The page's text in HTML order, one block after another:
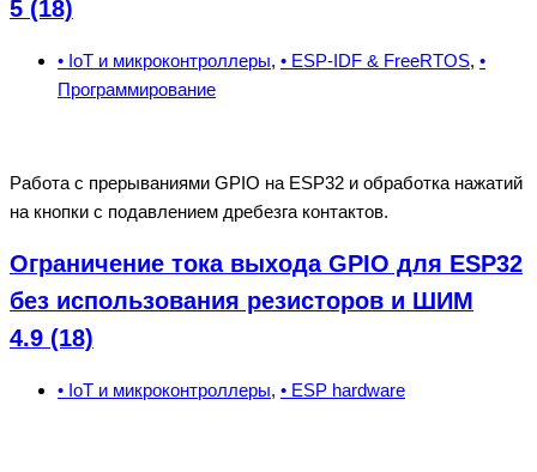
5 (18)
• IoT и микроконтроллеры, • ESP-IDF & FreeRTOS, •
Программирование
Работа с прерываниями GPIO на ESP32 и обработка нажатий
на кнопки с подавлением дребезга контактов.
Ограничение тока выхода GPIO для ESP32
без использования резисторов и ШИМ
4.9 (18)
• IoT и микроконтроллеры, • ESP hardware